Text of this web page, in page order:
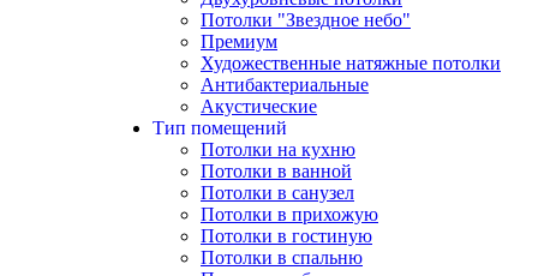
Потолки "Звездное небо"
Премиум
Художественные натяжные потолки
Антибактериальные
Акустические
Тип помещений
Потолки на кухню
Потолки в ванной
Потолки в санузел
Потолки в прихожую
Потолки в гостиную
Потолки в спальню